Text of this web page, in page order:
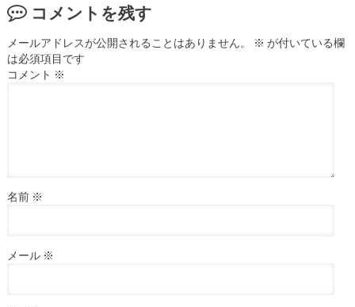
コメントを残す
メールアドレスが公開されることはありません。 ※ が付いている欄
は必須項目です
コメント ※
名前 ※
メール ※